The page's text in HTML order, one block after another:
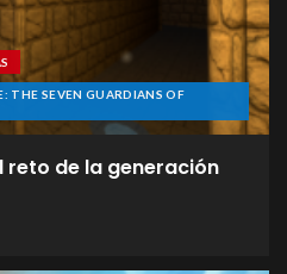
THE SEVEN GUARDIANS OF
reto de la generación